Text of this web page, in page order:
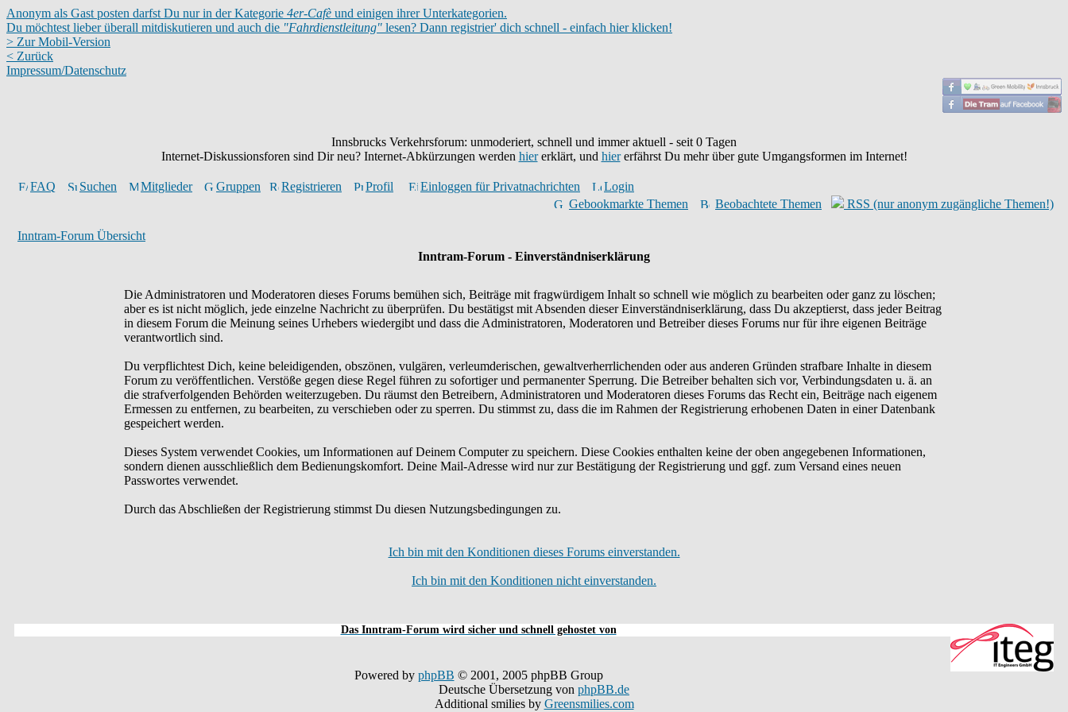
Anonym als Gast posten darfst Du nur in der Kategorie 4er-Cafè und einigen ihrer Unterkategorien.
Du möchtest lieber überall mitdiskutieren und auch die "Fahrdienstleitung" lesen? Dann registrier' dich schnell - einfach hier klicken!
> Zur Mobil-Version
< Zurück
Impressum/Datenschutz
Innsbrucks Verkehrsforum: unmoderiert, schnell und immer aktuell - seit 0 Tagen
Internet-Diskussionsforen sind Dir neu? Internet-Abkürzungen werden hiererklärt, und hiererfährst Du mehr über gute Umgangsformen im Internet!
FAQ Suchen Mitglieder Gruppen Registrieren Profil Einloggen für Privatnachrichten
Login
Gebookmarkte Themen
Beobachtete Themen RSS (nur anonym zugängliche Themen!)
Inntram-Forum Übersicht
Inntram-Forum - Einverständniserklärung
Die Administratoren und Moderatoren dieses Forums bemühen sich, Beiträge mit fragwürdigem Inhalt so schnell wie möglich zu bearbeiten oder ganz zu löschen;
aber es ist nicht möglich, jede einzelne Nachricht zu überprüfen. Du bestätigst mit Absenden dieser Einverständniserklärung, dass Du akzeptierst, dass jeder Beitrag
in diesem Forum die Meinung seines Urhebers wiedergibt und dass die Administratoren, Moderatoren und Betreiber dieses Forums nur für ihre eigenen Beiträge
verantwortlich sind.
Du verpflichtest Dich, keine beleidigenden, obszönen, vulgären, verleumderischen, gewaltverherrlichenden oder aus anderen Gründen strafbare Inhalte in diesem
Forum zu veröffentlichen. Verstöße gegen diese Regel führen zu sofortiger und permanenter Sperrung. Die Betreiber behalten sich vor, Verbindungsdaten u. ä. an
die strafverfolgenden Behörden weiterzugeben. Du räumst den Betreibern, Administratoren und Moderatoren dieses Forums das Recht ein, Beiträge nach eigenem
Ermessen zu entfernen, zu bearbeiten, zu verschieben oder zu sperren. Du stimmst zu, dass die im Rahmen der Registrierung erhobenen Daten in einer Datenbank
gespeichert werden.
Dieses System verwendet Cookies, um Informationen auf Deinem Computer zu speichern. Diese Cookies enthalten keine der oben angegebenen Informationen,
sondern dienen ausschließlich dem Bedienungskomfort. Deine Mail-Adresse wird nur zur Bestätigung der Registrierung und ggf. zum Versand eines neuen
Passwortes verwendet.
Durch das Abschließen der Registrierung stimmst Du diesen Nutzungsbedingungen zu.
Ich bin mit den Konditionen dieses Forums einverstanden.
Ich bin mit den Konditionen nicht einverstanden.
Das Inntram-Forum wird sicher und schnell gehostet von
Powered by phpBB © 2001, 2005 phpBB Group
Deutsche Übersetzung von phpBB.de
Additional smilies by Greensmilies.com